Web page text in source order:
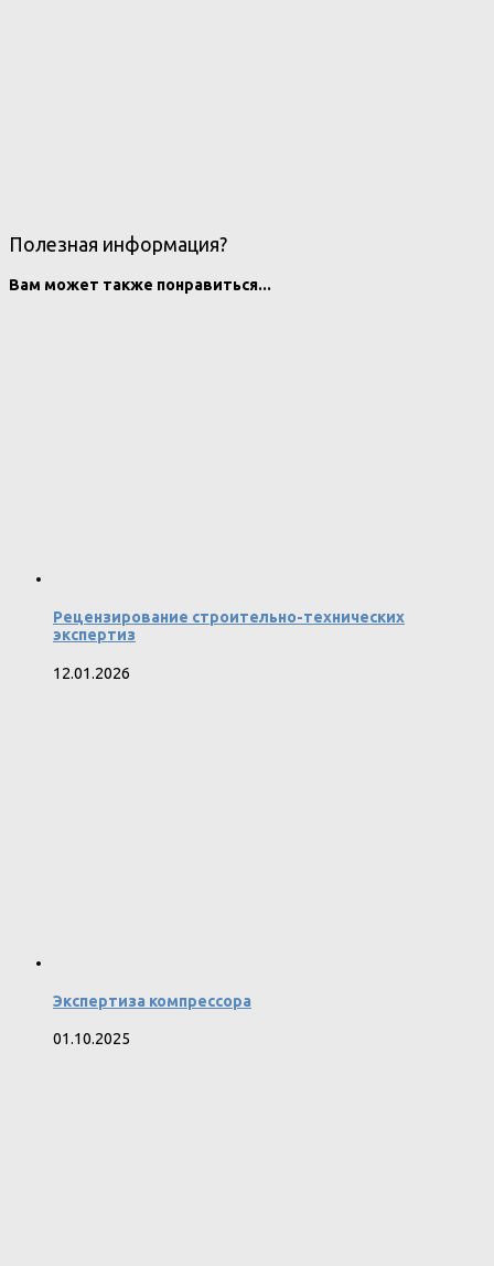
Полезная информация?
Вам может также понравиться...
Рецензирование строительно-технических
экспертиз
12.01.2026
Экспертиза компрессора
01.10.2025